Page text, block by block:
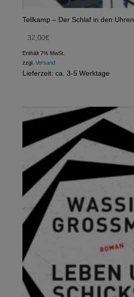
Tellkamp – Der Schlaf in den Uhren
32,00€
Enthält 7% MwSt.
zzgl. Versand
Lieferzeit: ca. 3-5 Werktage